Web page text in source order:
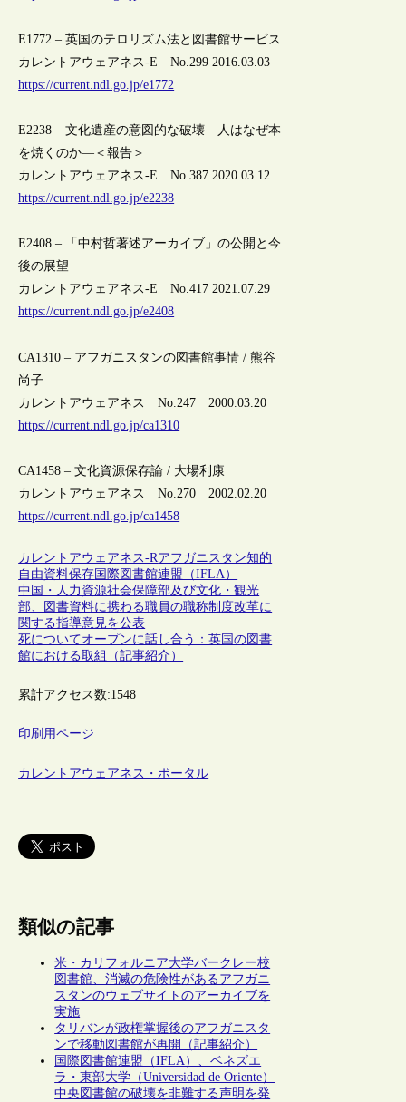
E1772 – 英国のテロリズム法と図書館サービス
カレントアウェアネス-E No.299 2016.03.03
https://current.ndl.go.jp/e1772
E2238 – 文化遺産の意図的な破壊―人はなぜ本
を焼くのか―＜報告＞
カレントアウェアネス-E No.387 2020.03.12
https://current.ndl.go.jp/e2238
E2408 – 「中村哲著述アーカイブ」の公開と今
後の展望
カレントアウェアネス-E No.417 2021.07.29
https://current.ndl.go.jp/e2408
CA1310 – アフガニスタンの図書館事情 / 熊谷
尚子
カレントアウェアネス No.247 2000.03.20
https://current.ndl.go.jp/ca1310
CA1458 – 文化資源保存論 / 大場利康
カレントアウェアネス No.270 2002.02.20
https://current.ndl.go.jp/ca1458
カレントアウェアネス-Rアフガニスタン知的
自由資料保存 国際図書館連盟（IFLA）
中国・人力資源社会保障部及び文化・観光
部、図書資料に携わる職員の職称制度改革に
関する指導意見を公表
死についてオープンに話し合う：英国の図書
館における取組（記事紹介）
累計アクセス数:1548
印刷用ページ
カレントアウェアネス・ポータル
類似の記事
米・カリフォルニア大学バークレー校
図書館、消滅の危険性があるアフガニ
スタンのウェブサイトのアーカイブを
実施
タリバンが政権掌握後のアフガニスタ
ンで移動図書館が再開（記事紹介）
国際図書館連盟（IFLA）、ベネズエ
ラ・東部大学（Universidad de Oriente）
中央図書館の破壊を非難する声明を発